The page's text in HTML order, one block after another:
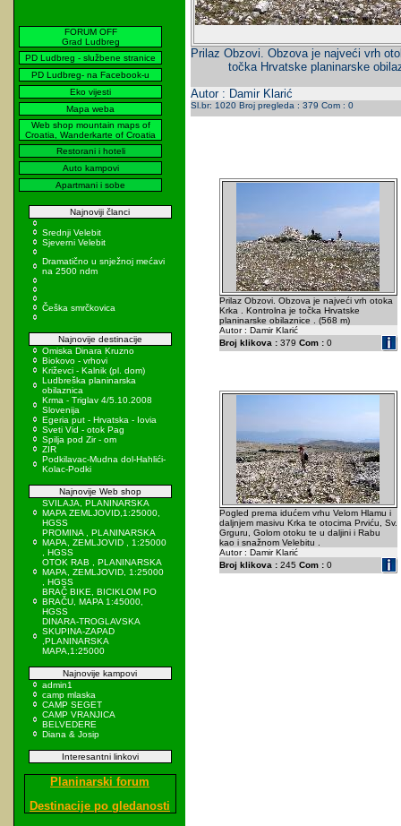
FORUM OFF
Grad Ludbreg
PD Ludbreg - službene stranice
PD Ludbreg- na Facebook-u
Eko vijesti
Mapa weba
Web shop mountain maps of
Croatia, Wanderkarte of Croatia
Restorani i hoteli
Auto kampovi
Apartmani i sobe
Najnoviji članci
Srednji Velebit
Sjeverni Velebit
Dramatično u snježnoj mećavi
na 2500 ndm
Češka smrčkovica
Najnovije destinacije
Omiska Dinara Kruzno
Biokovo - vrhovi
Križevci - Kalnik (pl. dom)
Ludbreška planinarska
obilaznica
Krma - Triglav 4/5.10.2008
Slovenija
Egeria put - Hrvatska - Iovia
Sveti Vid - otok Pag
Spilja pod Zir - om
ZIR
Podkilavac-Mudna dol-Hahlići-
Kolac-Podki
Najnovije Web shop
SVILAJA, PLANINARSKA
MAPA ZEMLJOVID,1:25000,
HGSS
PROMINA , PLANINARSKA
MAPA, ZEMLJOVID , 1:25000
, HGSS
OTOK RAB , PLANINARSKA
MAPA, ZEMLJOVID, 1:25000
, HGSS
BRAČ BIKE, BICIKLOM PO
BRAČU, MAPA 1:45000,
HGSS
DINARA-TROGLAVSKA
SKUPINA-ZAPAD
,PLANINARSKA
MAPA,1:25000
Najnovije kampovi
admin1
camp mlaska
CAMP SEGET
CAMP VRANJICA
BELVEDERE
Diana & Josip
Interesantni linkovi
Planinarski forum
Destinacije po gledanosti
Prilaz Obzovi. Obzova je najveći vrh
točka Hrvatske planinarske
Autor : Damir Klarić
Sl.br: 1020 Broj pregleda : 379 Com : 0
Prilaz Obzovi. Obzova je najveći vrh otoka
Krka . Kontrolna je točka Hrvatske
planinarske obilaznice . (568 m)
Autor : Damir Klarić
Broj klikova :379 Com :0
Pogled prema idućem vrhu Velom Hlamu i
daljnjem masivu Krka te otocima Prviću, Sv.
Grguru, Golom otoku te u daljini i Rabu
kao i snažnom Velebitu .
Autor : Damir Klarić
Broj klikova :245 Com :0